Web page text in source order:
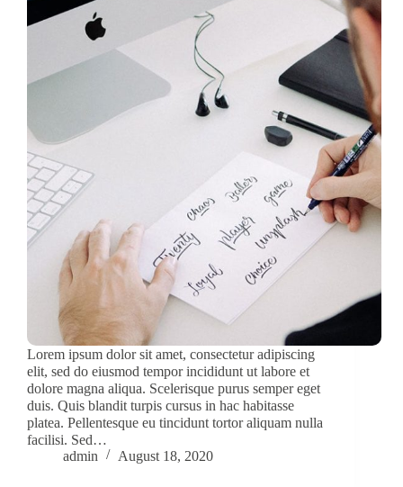
Lorem ipsum dolor sit amet, consectetur adipiscing
elit, sed do eiusmod tempor incididunt ut labore et
dolore magna aliqua. Scelerisque purus semper eget
duis. Quis blandit turpis cursus in hac habitasse
platea. Pellentesque eu tincidunt tortor aliquam nulla
facilisi. Sed…
admin
August 18, 2020